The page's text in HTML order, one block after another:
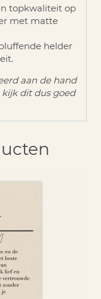
topkwaliteit op
met matte
helder
aan de hand
dit dus goed